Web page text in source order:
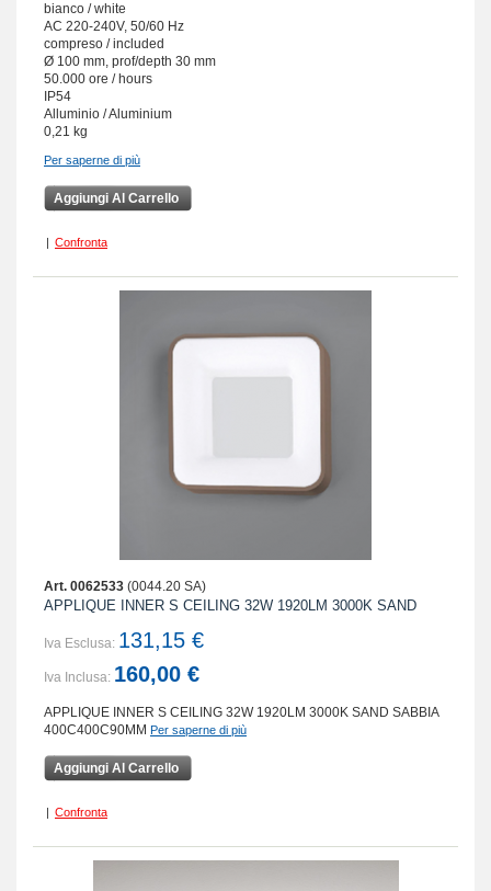
bianco / white
AC 220-240V, 50/60 Hz
compreso / included
Ø 100 mm, prof/depth 30 mm
50.000 ore / hours
IP54
Alluminio / Aluminium
0,21 kg
Per saperne di più
Aggiungi Al Carrello
| Confronta
Art. 0062533 (0044.20 SA)
APPLIQUE INNER S CEILING 32W 1920LM 3000K SAND
Iva Esclusa: 131,15 €
Iva Inclusa: 160,00 €
APPLIQUE INNER S CEILING 32W 1920LM 3000K SAND SABBIA
400C400C90MM Per saperne di più
Aggiungi Al Carrello
| Confronta